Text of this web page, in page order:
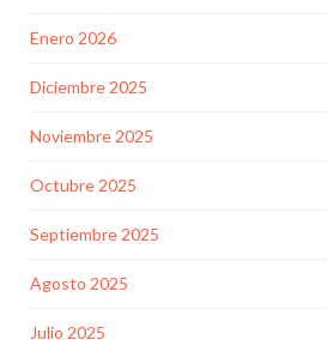
Enero 2026
Diciembre 2025
Noviembre 2025
Octubre 2025
Septiembre 2025
Agosto 2025
Julio 2025